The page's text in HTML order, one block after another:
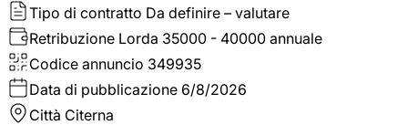
Tipo di contratto Da definire – valutare
Retribuzione Lorda 35000 - 40000 annuale
Codice annuncio 349935
Data di pubblicazione 6/8/2026
Città Citerna